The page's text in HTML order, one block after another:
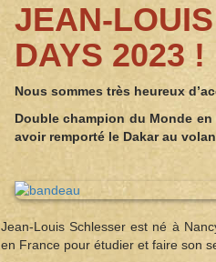
JEAN-
DAYS 2023 !
Nous sommes très heureux
Double champion du Monde
avoir remporté le Dakar au
Jean-Louis Schlesser est né à
en France pour étudier et faire son